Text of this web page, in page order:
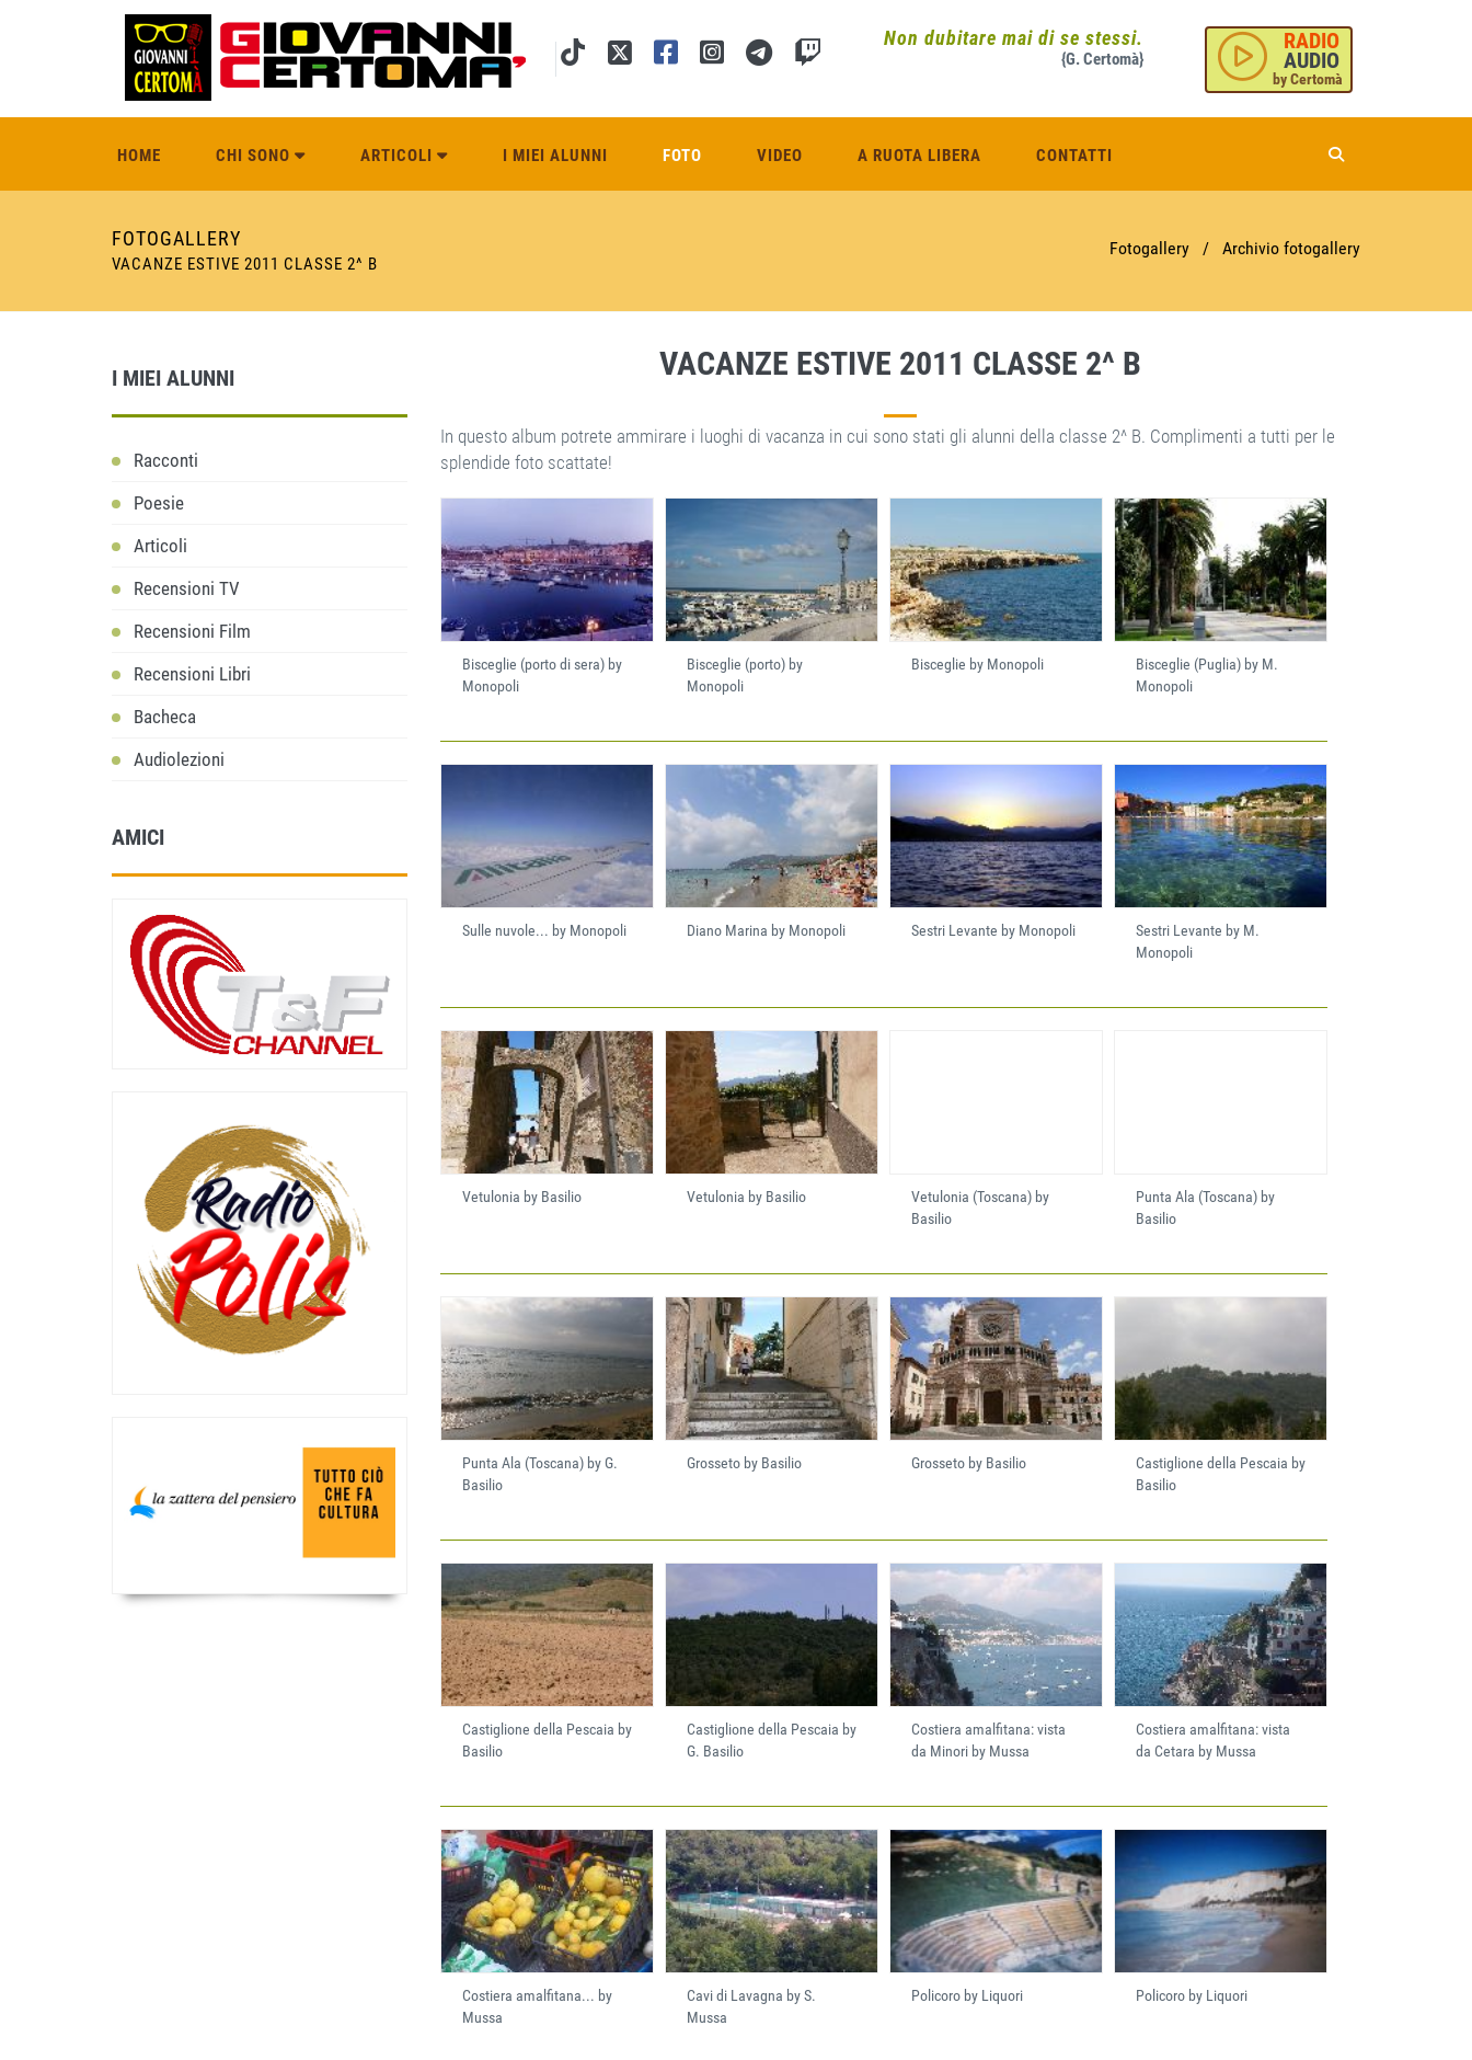
Non dubitare mai di se stessi.
{G. Certomà}
RADIO
AUDIO
by Certomà
HOME CHI SONO ARTICOLI I MIEI ALUNNI FOTO VIDEO A RUOTA LIBERA CONTATTI
FOTOGALLERY
VACANZE ESTIVE 2011 CLASSE 2^ B
Fotogallery / Archivio fotogallery
I MIEI ALUNNI
Racconti
Poesie
Articoli
Recensioni TV
Recensioni Film
Recensioni Libri
Bacheca
Audiolezioni
AMICI
VACANZE ESTIVE 2011 CLASSE 2^ B
In questo album potrete ammirare i luoghi di vacanza in cui sono stati gli alunni della classe 2^ B. Complimenti a tutti per le
splendide foto scattate!
Bisceglie (porto di sera) by
Monopoli
Bisceglie (porto) by
Monopoli
Bisceglie by Monopoli
Bisceglie (Puglia) by M.
Monopoli
Sulle nuvole... by Monopoli Diano Marina by Monopoli Sestri Levante by Monopoli
Sestri Levante by M.
Monopoli
Vetulonia by Basilio Vetulonia by Basilio
Vetulonia (Toscana) by
Basilio
Punta Ala (Toscana) by
Basilio
Punta Ala (Toscana) by G.
Basilio
Grosseto by Basilio Grosseto by Basilio
Castiglione della Pescaia by
Basilio
Castiglione della Pescaia by
Basilio
Castiglione della Pescaia by
G. Basilio
Costiera amalfitana: vista
da Minori by Mussa
Costiera amalfitana: vista
da Cetara by Mussa
Costiera amalfitana... by
Mussa
Cavi di Lavagna by S.
Mussa
Policoro by Liquori Policoro by Liquori